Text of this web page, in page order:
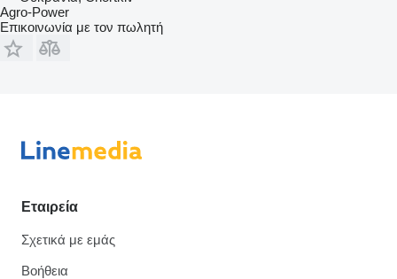
Agro-Power
Επικοινωνία με τον πωλητή
Εταιρεία
Σχετικά με εμάς
Βοήθεια